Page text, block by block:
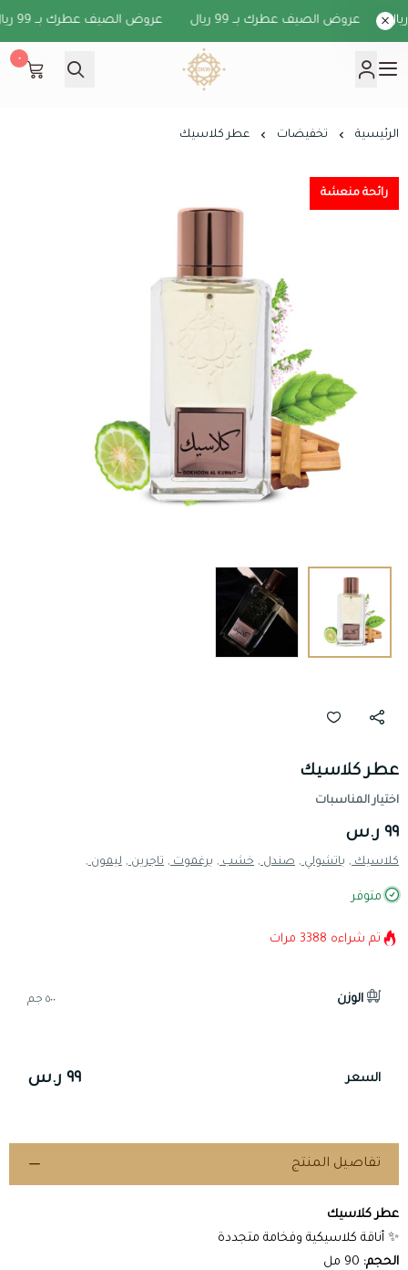
عروض الصيف عطرك بــ 99 ريال عروض الصيف عطرك بــ 99 ريال
دخون الكويت
٠
الرئيسية تخفيضات عطر كلاسيك
رائحة منعشة
عطر كلاسيك
اختيار المناسبات
٩٩ ر.س
كلاسيك , باتشولي , صندل , خشب , برغموت , تاجرين , ليمون ,
متوفر
تم شراءه 3388 مرات
الوزن ٥٠٠ جم
السعر ٩٩ ر.س
تفاصيل المنتج
عطر كلاسيك
✨ أناقة كلاسيكية وفخامة متجددة
الحجم: